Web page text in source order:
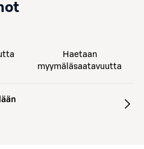
Haetaan
myymäläsaatavuutta